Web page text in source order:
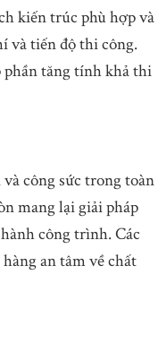
kiến trúc phù hợp và
và tiến độ thi công.
phần tăng tính khả thi
công sức trong toàn
mang lại giải pháp
công trình. Các
an tâm về chất